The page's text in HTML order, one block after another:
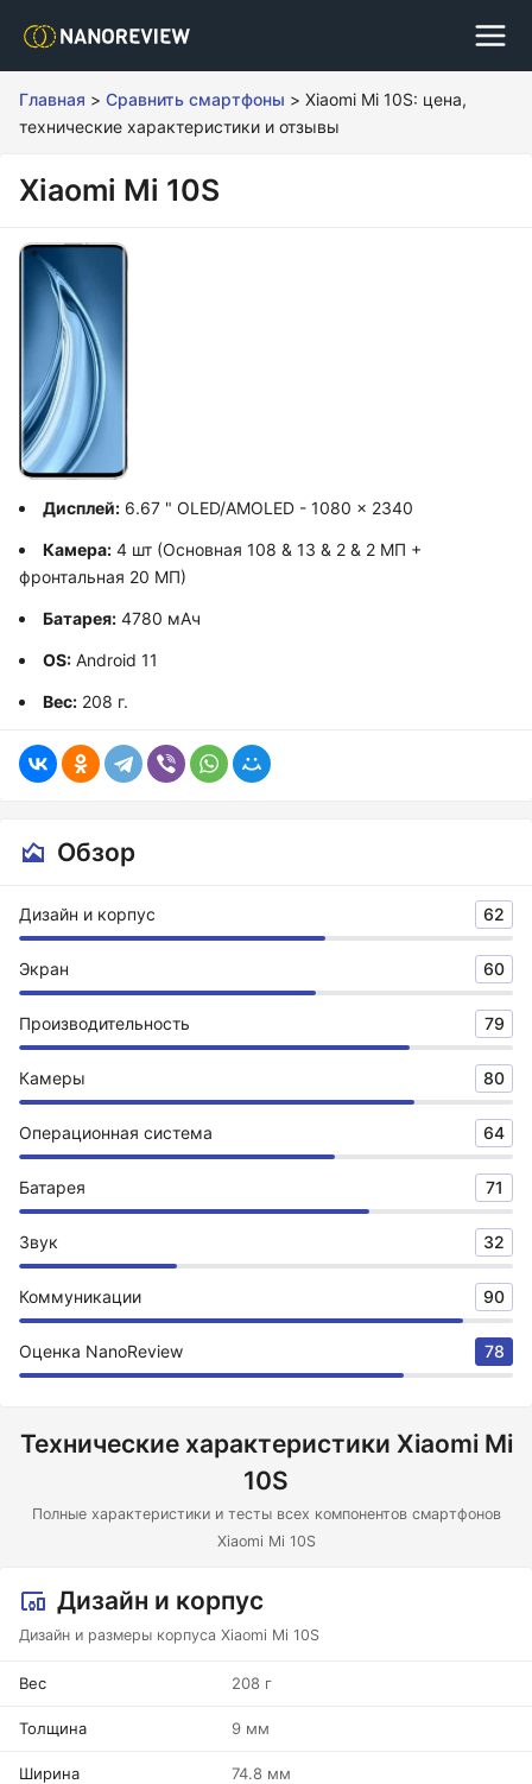
Главная > Сравнить смартфоны > Xiaomi Mi 10S: цена,
технические характеристики и отзывы
Xiaomi Mi 10S
Дисплей: 6.67 " OLED/AMOLED - 1080 x 2340
Камера: 4 шт (Основная 108 & 13 & 2 & 2 МП +
фронтальная 20 МП)
Батарея: 4780 мАч
OS: Android 11
Вес: 208 г.
Обзор
Дизайн и корпус 62
Экран 60
Производительность 79
Камеры 80
Операционная система 64
Батарея 71
Звук 32
Коммуникации 90
Оценка NanoReview 78
Технические характеристики Xiaomi Mi
10S
Полные характеристики и тесты всех компонентов смартфонов
Xiaomi Mi 10S
Дизайн и корпус
Дизайн и размеры корпуса Xiaomi Mi 10S
Вес 208 г
Толщина 9 мм
Ширина 74.8 мм